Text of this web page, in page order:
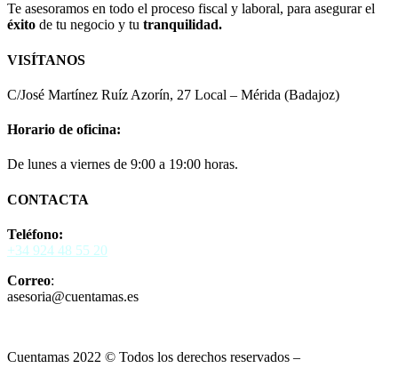
Te asesoramos en todo el proceso fiscal y laboral, para asegurar el
éxito de tu negocio y tu tranquilidad.
VISÍTANOS
C/José Martínez Ruíz Azorín, 27 Local – Mérida (Badajoz)
Horario de oficina:
De lunes a viernes de 9:00 a 19:00 horas.
CONTACTA
Teléfono:
+34 924 48 55 20
Correo:
asesoria@cuentamas.es
Cuentamas 2022 © Todos los derechos reservados –